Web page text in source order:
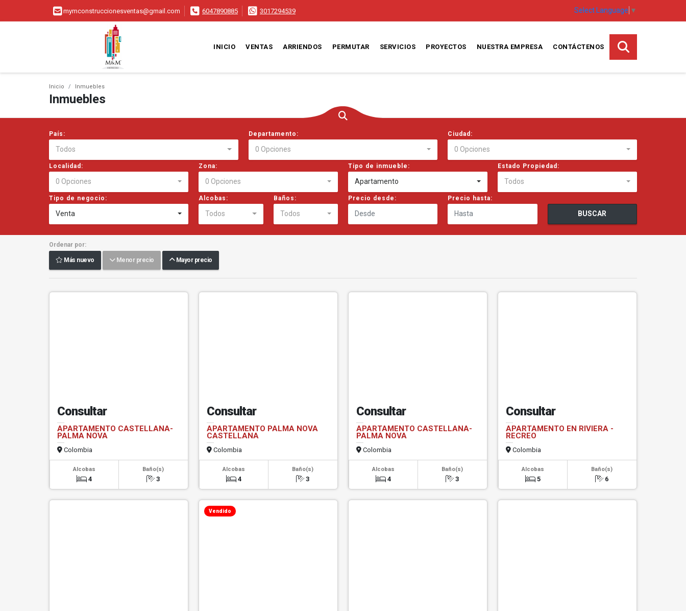
mymconstruccionesventas@gmail.com 6047890885 3017294539 Select Language ▼
INICIO VENTAS ARRIENDOS PERMUTAR SERVICIOS PROYECTOS NUESTRA EMPRESA CONTÁCTENOS
Inicio Inmuebles
Inmuebles
País:
Todos
Departamento:
0 Opciones
Ciudad:
0 Opciones
Localidad:
0 Opciones
Zona:
0 Opciones
Tipo de inmueble:
Apartamento
Estado Propiedad:
Todos
Tipo de negocio:
Venta
Alcobas:
Todos
Baños:
Todos
Precio desde: Precio hasta:
BUSCAR
Ordenar por:
Más nuevo Menor precio Mayor precio
Consultar
APARTAMENTO CASTELLANA-
PALMA NOVA
Colombia
Alcobas
4
Baño(s)
3
Consultar
APARTAMENTO PALMA NOVA
CASTELLANA
Colombia
Alcobas
4
Baño(s)
3
Consultar
APARTAMENTO CASTELLANA-
PALMA NOVA
Colombia
Alcobas
4
Baño(s)
3
Consultar
APARTAMENTO EN RIVIERA -
RECREO
Colombia
Alcobas
5
Baño(s)
6
Vendido